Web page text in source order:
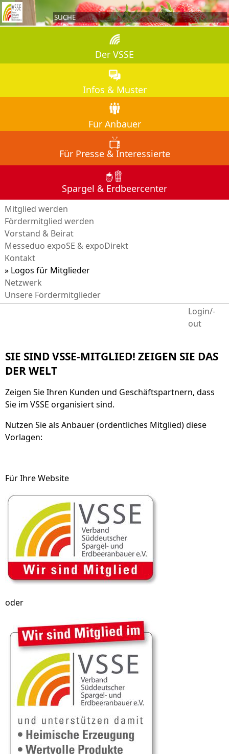
Der VSSE
Infos & Muster
Für Anbauer
Für Presse & Interessierte
Spargel & Erdbeercenter
Mitglied werden
Fördermitglied werden
Vorstand & Beirat
Messeduo expoSE & expoDirekt
Kontakt
Logos für Mitglieder
Netzwerk
Unsere Fördermitglieder
Login/-
out
SIE SIND VSSE-MITGLIED! ZEIGEN SIE DAS
DER WELT
Zeigen Sie Ihren Kunden und Geschäftspartnern, dass
Sie im VSSE organisiert sind.
Nutzen Sie als Anbauer (ordentliches Mitglied) diese
Vorlagen:
Für Ihre Website
oder